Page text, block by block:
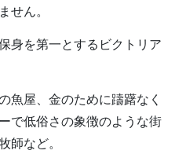
せん。
身を第一とするビクトリア
魚屋、金のために躊躇なく
で低俗さの象徴のような街
師など。